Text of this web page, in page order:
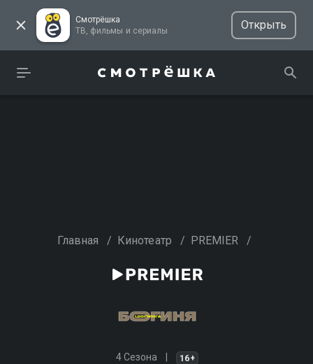
Смотрёшка
ТВ, фильмы и сериалы
Открыть
Главная / Кинотеатр / PREMIER /
4 Сезона 16+